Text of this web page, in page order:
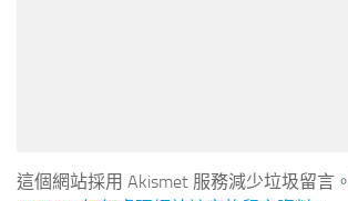
這個網站採用 Akismet 服務減少垃圾留言。